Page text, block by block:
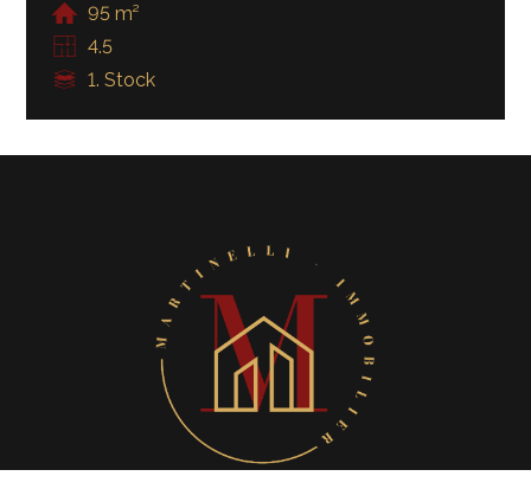
95 m²
4.5
1. Stock